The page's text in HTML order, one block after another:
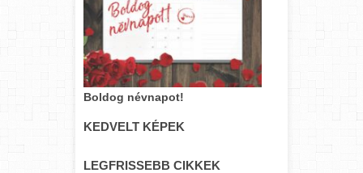
Boldog névnapot!
KEDVELT KÉPEK
LEGFRISSEBB CIKKEK